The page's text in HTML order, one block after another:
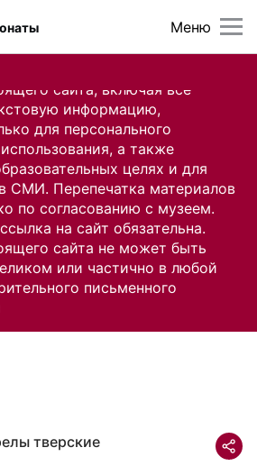
сайта, включая все
информацию,
для персонального
а также
целях и для
СМИ. Перепечатка материалов
по согласованию с музеем.
на сайт обязательна.
сайта не может быть
или частично в любой
письменного
Меню
тверские